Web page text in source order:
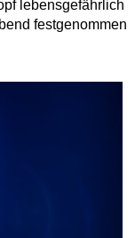
lebensgefährlich
festgenommen